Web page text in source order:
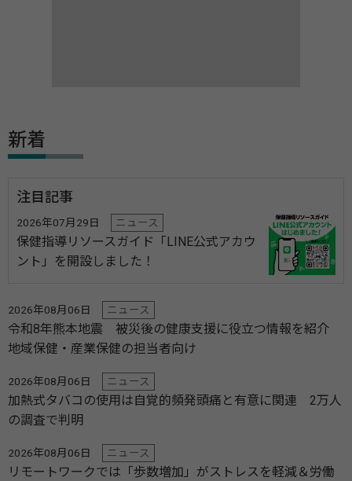
新着
注目記事
2026年07月29日 ニュース
保健指導リソースガイド「LINE公式アカウ
ント」を開設しました！
2026年08月06日 ニュース
令和8年熊本地震 被災後の健康支援に役立つ情報を紹介
地域保健・産業保健の担当者向け
2026年08月06日 ニュース
加熱式タバコの使用は自覚的頻発頭痛と有意に関連 2万人
の調査で判明
2026年08月06日 ニュース
リモートワークでは「歩数増加」がストレスを軽減＆労働